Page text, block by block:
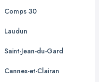
Comps 30
Laudun
Saint-Jean-du-Gard
Cannes-et-Clairan